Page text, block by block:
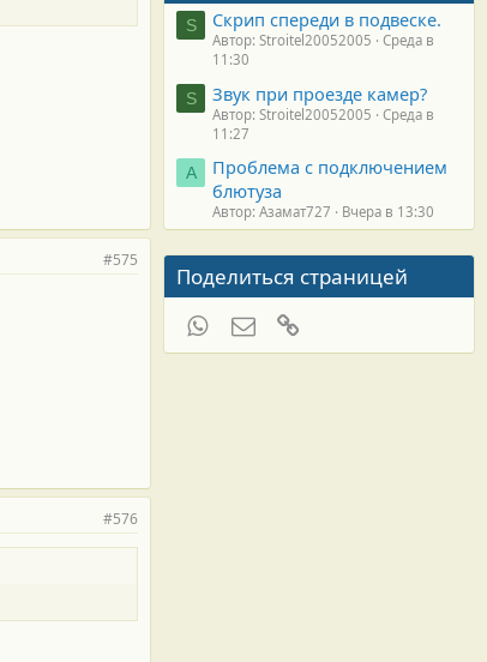
#575
#576
S Скрип спереди в подвеске.
Автор: Stroitel20052005
Среда в
11:30
S Звук при проезде камер?
Автор: Stroitel20052005
Среда в
11:27
А
Проблема с подключением
блютуза
Автор: Азамат727 Вчера в 13:30
Поделиться страницей
WhatsAppЭлектронная почта